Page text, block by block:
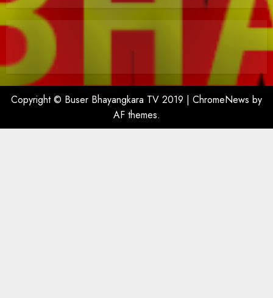
Copyright © Buser Bhayangkara TV 2019 | ChromeNews by
AF themes.